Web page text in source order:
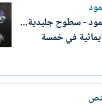
- سطوح جليدية...
في خمسة